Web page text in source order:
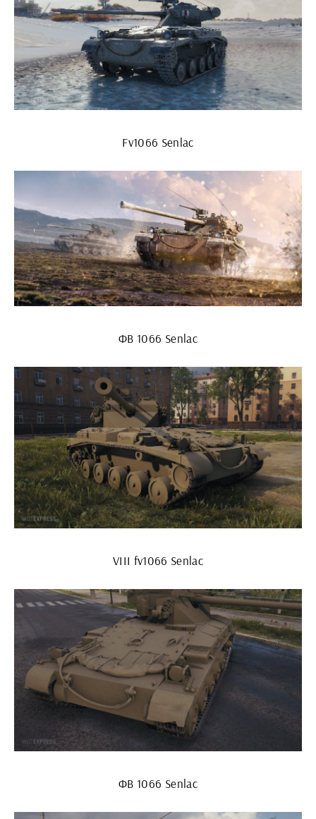
Fv1066 Senlac
ФВ 1066 Senlac
VIII fv1066 Senlac
ФВ 1066 Senlac